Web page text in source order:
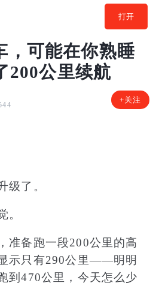
打开
，可能在你熟睡
200公里续航
+关注
级了。
。
准备跑一段200公里的高
示只有290公里——明明
到470公里，今天怎么少